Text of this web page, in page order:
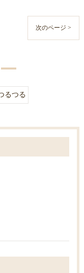
次のページ >
るつる